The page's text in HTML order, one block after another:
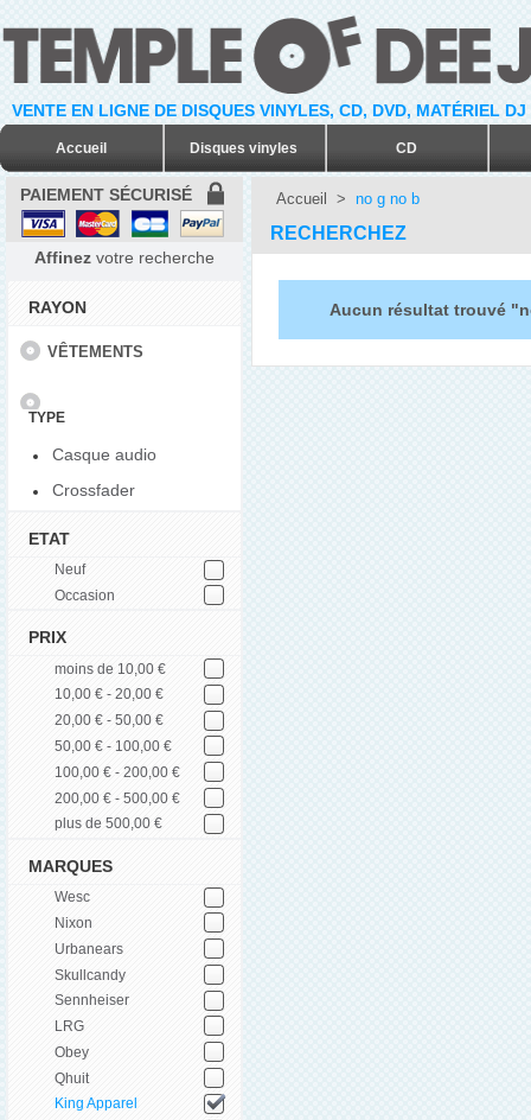
VENTE EN LIGNE DE DISQUES VINYLES, CD, DVD, MATÉRIEL
Accueil Disques vinyles CD
PAIEMENT SÉCURISÉ
Affinez votre recherche
RAYON
VÊTEMENTS
TYPE
Casque audio
Crossfader
ETAT
Neuf
Occasion
PRIX
moins de 10,00 €
10,00 € - 20,00 €
20,00 € - 50,00 €
50,00 € - 100,00 €
100,00 € - 200,00 €
200,00 € - 500,00 €
plus de 500,00 €
MARQUES
Wesc
Nixon
Urbanears
Skullcandy
Sennheiser
LRG
Obey
Qhuit
King Apparel
Accueil > no g no b
RECHERCHEZ
Aucun résultat trouvé